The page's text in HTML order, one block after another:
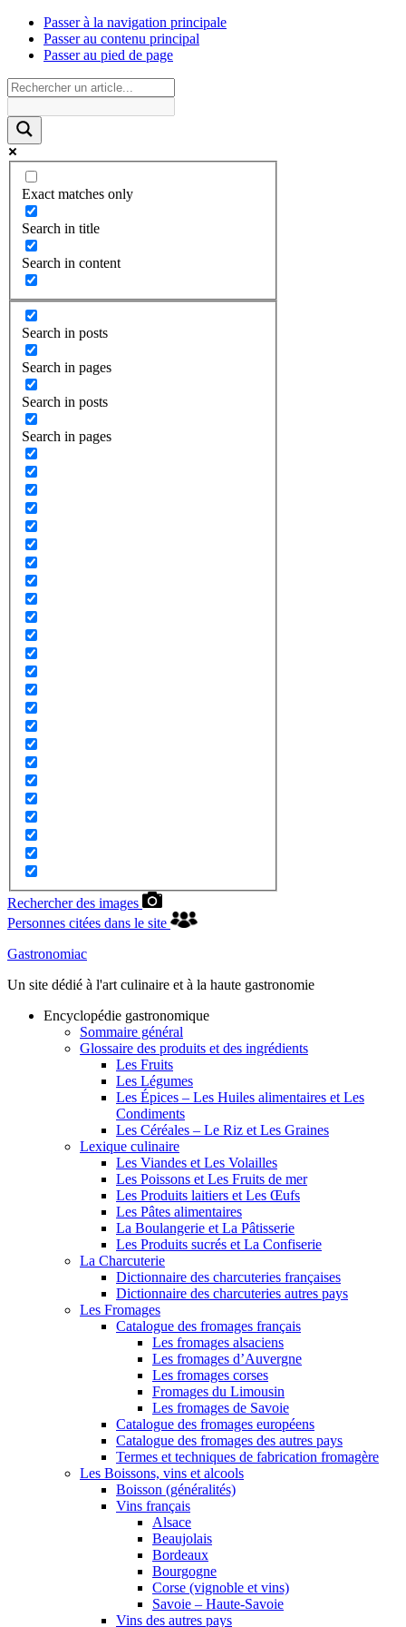
Passer à la navigation principale
Passer au contenu principal
Passer au pied de page
Exact matches only
Search in title
Search in content
Search in posts
Search in pages
Search in posts
Search in pages
Rechercher des images
Personnes citées dans le site
Gastronomiac
Un site dédié à l'art culinaire et à la haute gastronomie
Encyclopédie gastronomique
Sommaire général
Glossaire des produits et des ingrédients
Les Fruits
Les Légumes
Les Épices – Les Huiles alimentaires et Les
Condiments
Les Céréales – Le Riz et Les Graines
Lexique culinaire
Les Viandes et Les Volailles
Les Poissons et Les Fruits de mer
Les Produits laitiers et Les Œufs
Les Pâtes alimentaires
La Boulangerie et La Pâtisserie
Les Produits sucrés et La Confiserie
La Charcuterie
Dictionnaire des charcuteries françaises
Dictionnaire des charcuteries autres pays
Les Fromages
Catalogue des fromages français
Les fromages alsaciens
Les fromages d’Auvergne
Les fromages corses
Fromages du Limousin
Les fromages de Savoie
Catalogue des fromages européens
Catalogue des fromages des autres pays
Termes et techniques de fabrication fromagère
Les Boissons, vins et alcools
Boisson (généralités)
Vins français
Alsace
Beaujolais
Bordeaux
Bourgogne
Corse (vignoble et vins)
Savoie – Haute-Savoie
Vins des autres pays